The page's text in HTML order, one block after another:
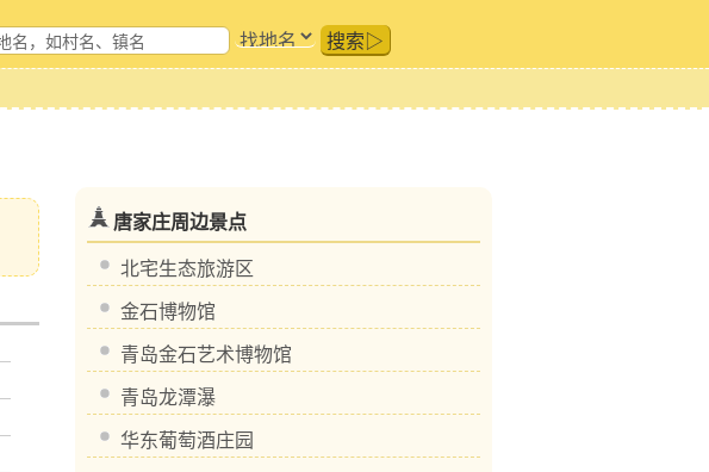
搜索▷
唐家庄周边景点
北宅生态旅游区
金石博物馆
青岛金石艺术博物馆
青岛龙潭瀑
华东葡萄酒庄园